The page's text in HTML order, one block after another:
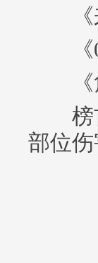
《来
《
《詹
榜首
部位